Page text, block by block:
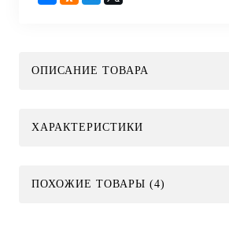
ОПИСАНИЕ ТОВАРА
ХАРАКТЕРИСТИКИ
ПОХОЖИЕ ТОВАРЫ (4)